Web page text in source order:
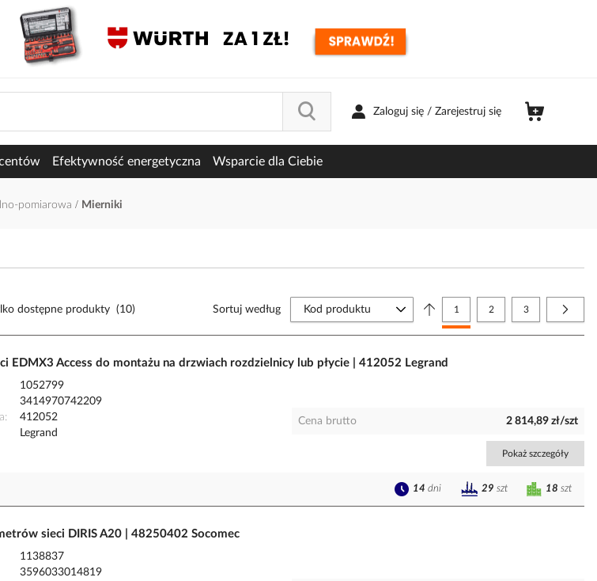
Zaloguj się / Zarejestruj się
Efektywność energetyczna Wsparcie dla Ciebie
pomiarowa Mierniki
dostępne produkty (10) Strona
Aktualnie czytasz stronę
1 Strona
2 Strona
3
Sortuj według
EDMX3 Access do montażu na drzwiach rozdzielnicy lub płycie | 412052 Legrand
1052799
3414970742209
412052
Legrand
Cena brutto 2 814,89 zł/szt
Pokaż szczegóły
18 szt
14 dni 29 szt
sieci DIRIS A20 | 48250402 Socomec
1138837
3596033014819